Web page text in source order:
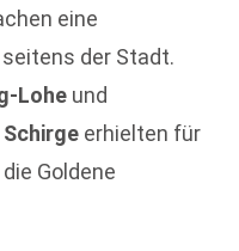
eine
der Stadt.
Lohe und
erhielten für
Goldene